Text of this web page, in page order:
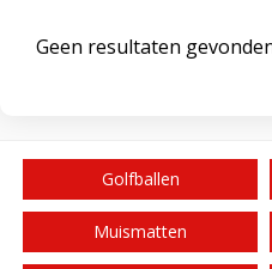
Geen resultaten
Golfballen
Muismatten